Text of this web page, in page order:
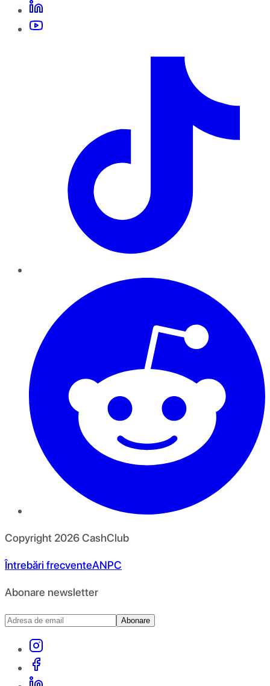
Copyright 2026CashClub
Întrebări frecventeANPC
Abonare newsletter
Abonare